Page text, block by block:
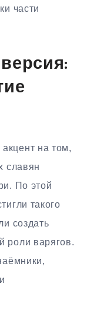
части
акцент на том,
славян
По этой
такого
создать
роли варягов.